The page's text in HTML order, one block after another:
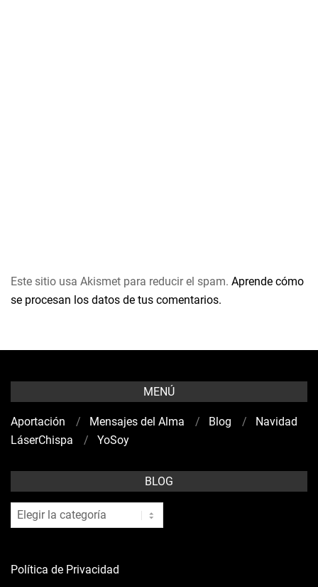
Este sitio usa Akismet para reducir el spam. Aprende cómo
se procesan los datos de tus comentarios.
MENÚ
Aportación Mensajes del Alma Blog
Navidad
LáserChispa
YoSoy
BLOG
blog
Política de Privacidad